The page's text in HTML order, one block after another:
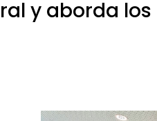
y aborda